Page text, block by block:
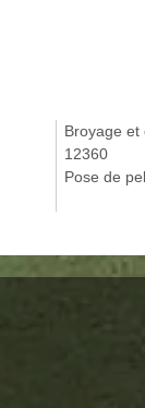
Broyage et
12360
Pose de